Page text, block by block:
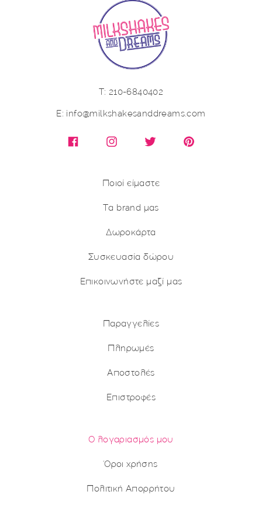
Τ: 210-6840402
E: info@milkshakesanddreams.com
Facebook Instagram X (Twitter) Pinterest
Ποιοί είμαστε
Τα brand μας
Δωροκάρτα
Συσκευασία δώρου
Επικοινωνήστε μαζί μας
Παραγγελίες
Πληρωμές
Αποστολές
Επιστροφές
Ο λογαριασμός μου
Όροι χρήσης
Πολιτική Απορρήτου